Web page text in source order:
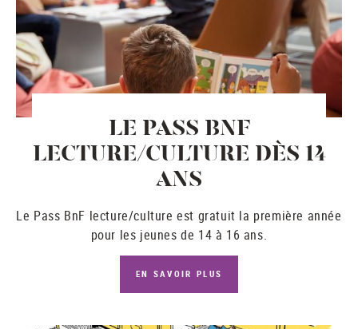
LE PASS BNF
LECTURE/CULTURE DÈS 14
ANS
Le Pass BnF lecture/culture est gratuit la première année
pour les jeunes de 14 à 16 ans.
EN SAVOIR PLUS